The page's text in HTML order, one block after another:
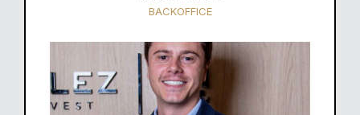
BACKOFFICE